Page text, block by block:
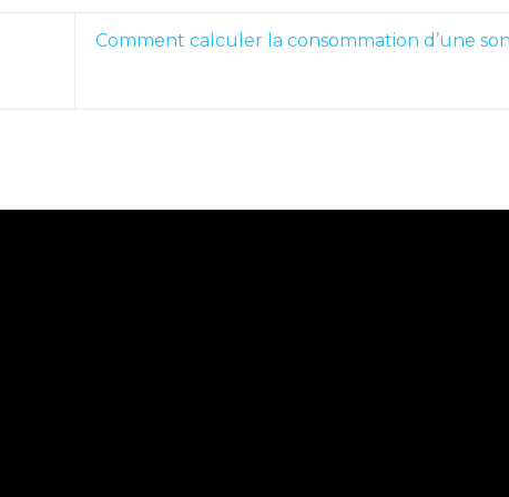
Comment calculer la consommation d’une